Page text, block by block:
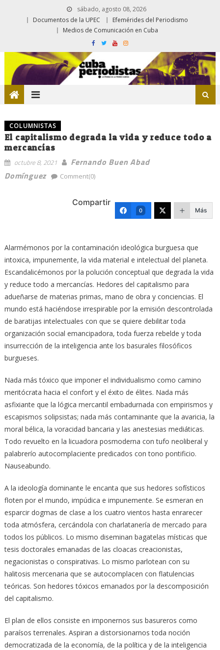
sábado, agosto 08, 2026
Documentos de la UPEC
Efemérides del Periodismo
Medios de Comunicación en Cuba
COLUMNISTAS
El capitalismo degrada la vida y reduce todo a
mercancías
octubre 8, 2021
Fernando Buen Abad
Domínguez
Comment(0)
Compartir
0 Más
Alarmémonos por la contaminación ideológica burguesa que
intoxica, impunemente, la vida material e intelectual del planeta.
Escandalicémonos por la polución conceptual que degrada la vida
y reduce todo a mercancías. Hedores del capitalismo para
adueñarse de materias primas, mano de obra y conciencias. El
mundo está haciéndose irrespirable por la emisión descontrolada
de baratijas intelectuales con que se quiere debilitar toda
organización social emancipadora, toda fuerza rebelde y toda
insurrección de la inteligencia ante los basurales filosóficos
burgueses.
Nada más tóxico que imponer el individualismo como camino
meritócrata hacia el confort y el éxito de élites. Nada más
asfixiante que la lógica mercantil embadurnada con empirismos y
escapismos solipsistas; nada más contaminante que la avaricia, la
moral bélica, la voracidad bancaria y las anestesias mediáticas.
Todo revuelto en la licuadora posmoderna con tufo neoliberal y
palabrerío autocomplaciente predicados con tono pontificio.
Nauseabundo.
A la ideología dominante le encanta que sus hedores sofísticos
floten por el mundo, impúdica e impunemente. Se esmeran en
esparcir dogmas de clase a los cuatro vientos hasta enrarecer
toda atmósfera, cercándola con charlatanería de mercado para
todos los públicos. Lo mismo diseminan bagatelas místicas que
tesis doctorales emanadas de las cloacas creacionistas,
negacionistas o conspirativas. Lo mismo parlotean con su
halitosis mercenaria que se autocomplacen con flatulencias
teóricas. Son hedores tóxicos emanados por la descomposición
del capitalismo.
El plan de ellos consiste en imponernos sus basureros como
paraísos terrenales. Aspiran a distorsionarnos toda noción
democratizada de la economía, de la política y de la inteligencia